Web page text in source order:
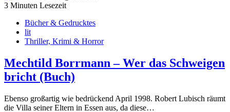
3 Minuten Lesezeit
Bücher & Gedrucktes
lit
Thriller, Krimi & Horror
Mechtild Borrmann – Wer das Schweigen
bricht (Buch)
Ebenso großartig wie bedrückend April 1998. Robert Lubisch räumt
die Villa seiner Eltern in Essen aus, da diese…